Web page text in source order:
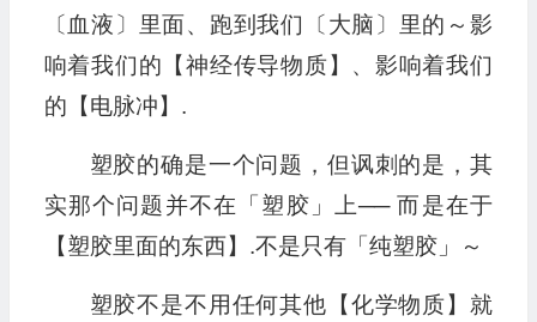
〔血液〕里面、跑到我们〔大脑〕里的～影
响着我们的【神经传导物质】、影响着我们
的【电脉冲】.
塑胶的确是一个问题，但讽刺的是，其
实那个问题并不在「塑胶」上── 而是在于
【塑胶里面的东西】.不是只有「纯塑胶」～
塑胶不是不用任何其他【化学物质】就